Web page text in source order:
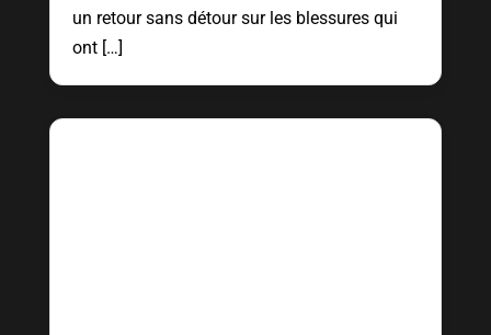
un retour sans détour sur les blessures qui
ont […]